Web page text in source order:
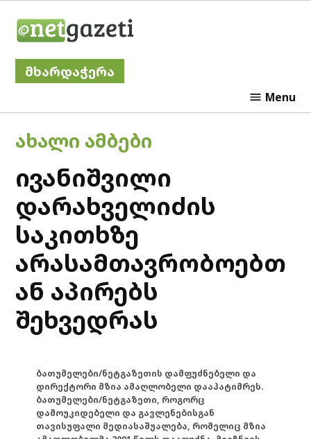
მხარდაჭერა
Menu
POSTED
ᲐᲮᲐᲚᲘ ᲐᲛᲑᲔᲑᲘ
ივანიშვილი
დარახველიძის
საკითხზე
არასამთავრობოებთ
ან აპირებს
შეხვედრას
ბათუმელები/ნეტგაზეთის დამფუძნებელი და
დირექტორი მზია ამაღლობელი დააპატიმრეს.
ბათუმელები/ნეტგაზეთი, როგორც
დამოუკიდებელი და გავლენებისგან
თავისუფალი მედიასაშუალება, რომელიც მზია